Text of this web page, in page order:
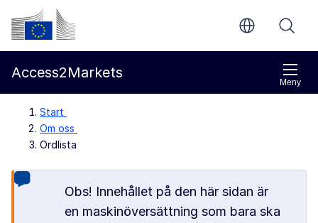
Gå direkt till innehållet
Europeiska kommissionen
Meny
Access2Markets
Start
Om oss
Ordlista
Obs! Innehållet på den här sidan är
en maskinöversättning som bara ska